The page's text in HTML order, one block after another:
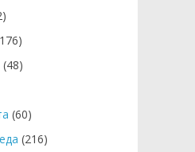
(48)
(60)
(216)